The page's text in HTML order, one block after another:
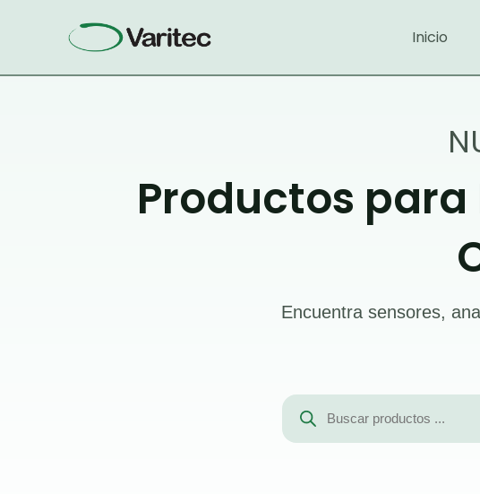
Inicio
Productos
Encuentra sensores,
Búsqueda
productos